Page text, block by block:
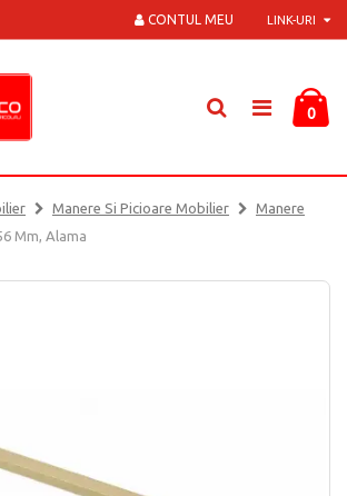
LINK-URI
CONTUL MEU
0
Manere Si Picioare Mobilier
Manere
Mm, Alama